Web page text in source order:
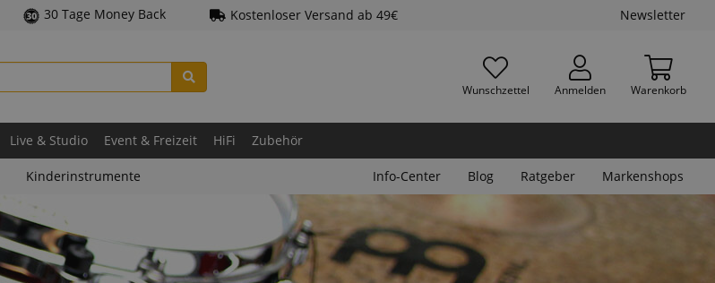
30 Tage Money Back Kostenloser Versand ab 49€ Newsletter
Wunschzettel Anmelden Warenkorb
Live & Studio Event & Freizeit HiFi Zubehör
Kinderinstrumente Info-Center Blog Ratgeber Markenshops